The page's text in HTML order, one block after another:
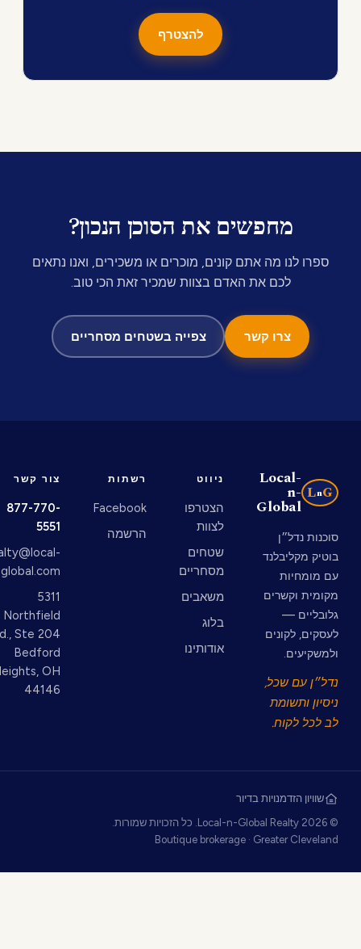
להצטרף
מחפשים את הסוכן הנכון?
ספרו לנו מה אתם קונים, מוכרים או משכירים, ואנו נתאים
לכם את האדם בצוות שמכיר זאת הכי טוב.
צרו קשר צפייה בשטחים מסחריים
Ln G
Local-
n-
Global
סוכנות נדל״ן
בוטיק מקליבלנד
עם מומחיות
מקומית וקשרים
גלובליים —
לעסקים, לקונים
ולמשקיעים.
נדל״ן עם שכל,
ניסיון ותשומת
לב לכל לקוח.
ניווט
הצטרפו
לצוות
שטחים
מסחריים
משאבים
בלוג
אודותינו
רשתות
Facebook
הרשמה
צור קשר
877-770-
5551
realty@local-
n-global.com
5311
Northfield
Rd., Ste 204
Bedford
Heights, OH
44146
שוויון הזדמנויות בדיור
Boutique brokerage · Greater Cleveland